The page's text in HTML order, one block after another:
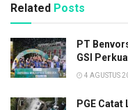
Related Posts
PT
GSI
4 AGUSTUS
PGE